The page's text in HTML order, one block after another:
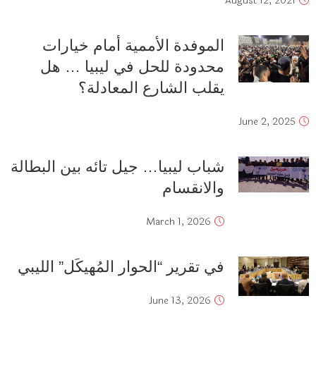
الموفدة الأممية أمام خيارات
محدودة للحل في ليبيا … هل
يقلب الشارع المعادلة؟
June 2, 2025
شباب ليبيا… جيل تائه بين البطالة
والانقسام
March 1, 2026
في تقرير “الحوار المُهيكَل” الليبي
June 13, 2026